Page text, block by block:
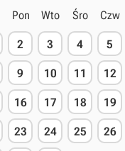
Pon Wto Śro Czw
2 3 4 5
9 10 11 12
16 17 18 19
23 24 25 26